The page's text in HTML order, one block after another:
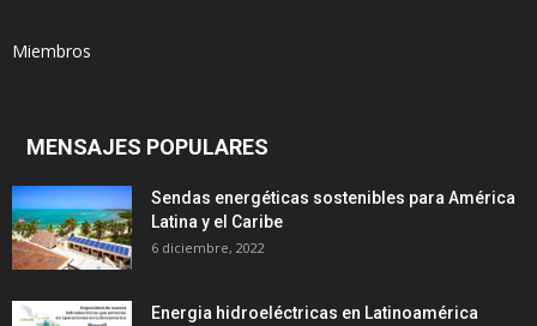
Miembros
MENSAJES POPULARES
Sendas energéticas sostenibles para América
Latina y el Caribe
6 diciembre, 2022
Energia hidroeléctricas en Latinoamérica